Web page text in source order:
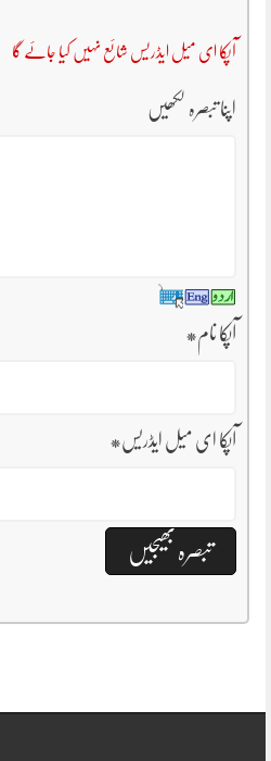
آپکا ای میل ایڈریس شائع نہیں کیا جائے گا
اپنا تبصرہ لکھیں
آپکا نام*
آپکا ای میل ایڈریس*